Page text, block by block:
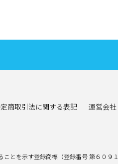
とを示す登録商標（登録番号 第６０９１
商取引法に関する表記 運営会社